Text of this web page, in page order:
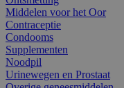
Middelen voor het Oor
Contraceptie
Condooms
Supplementen
Noodpil
Urinewegen en Prostaat